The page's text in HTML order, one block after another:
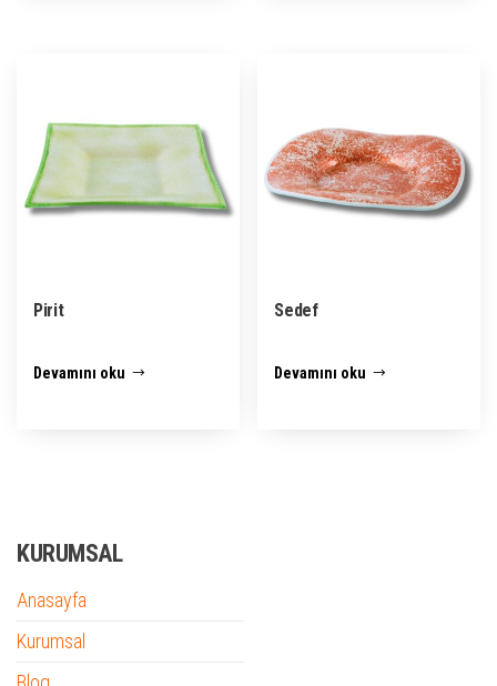
Pirit
Devamını oku
Sedef
Devamını oku
KURUMSAL
Anasayfa
Kurumsal